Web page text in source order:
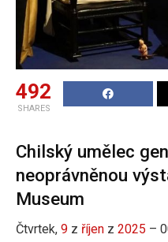
492
SHARES
Chilský umělec
neoprávněnou
Museum
Čtvrtek, 9 z říjen z 2025 –